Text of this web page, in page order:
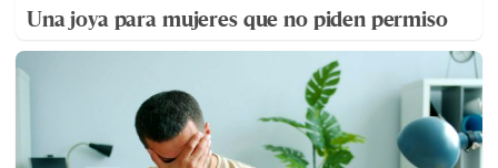
Una joya para mujeres que no piden permiso